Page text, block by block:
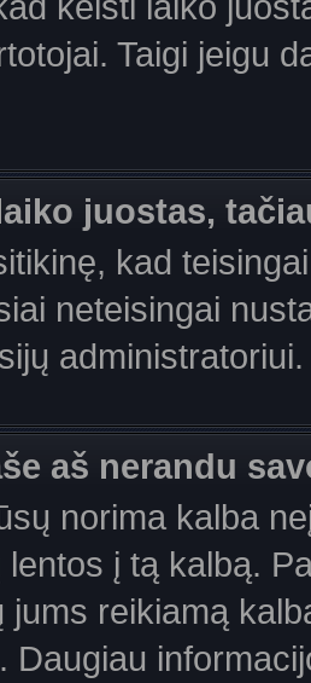
Taigi jeigu
juostas,
kad
neteisingai
administratoriui.
aš nerandu
norima kalba
į tą kalbą.
jums reikiamą
Daugiau